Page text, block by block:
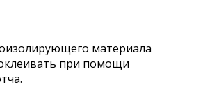
материала
при помощи